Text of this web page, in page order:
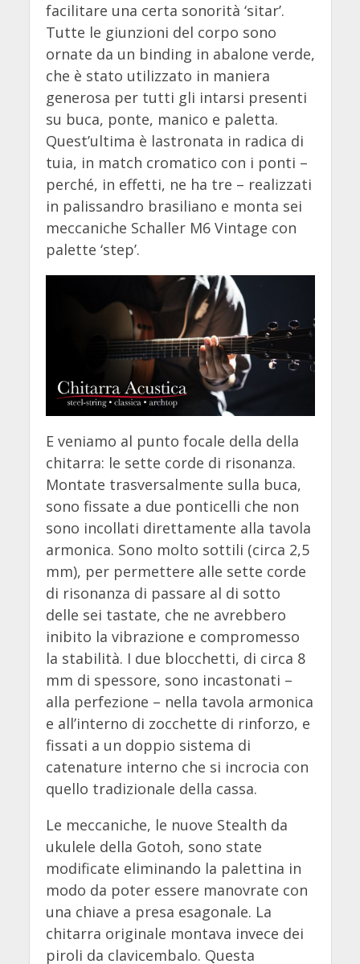
facilitare una certa sonorità ‘sitar’.
Tutte le giunzioni del corpo sono
ornate da un binding in abalone verde,
che è stato utilizzato in maniera
generosa per tutti gli intarsi presenti
su buca, ponte, manico e paletta.
Quest’ultima è lastronata in radica di
tuia, in match cromatico con i ponti –
perché, in effetti, ne ha tre – realizzati
in palissandro brasiliano e monta sei
meccaniche Schaller M6 Vintage con
palette ‘step’.
E veniamo al punto focale della della
chitarra: le sette corde di risonanza.
Montate trasversalmente sulla buca,
sono fissate a due ponticelli che non
sono incollati direttamente alla tavola
armonica. Sono molto sottili (circa 2,5
mm), per permettere alle sette corde
di risonanza di passare al di sotto
delle sei tastate, che ne avrebbero
inibito la vibrazione e compromesso
la stabilità. I due blocchetti, di circa 8
mm di spessore, sono incastonati –
alla perfezione – nella tavola armonica
e all’interno di zocchette di rinforzo, e
fissati a un doppio sistema di
catenature interno che si incrocia con
quello tradizionale della cassa.
Le meccaniche, le nuove Stealth da
ukulele della Gotoh, sono state
modificate eliminando la palettina in
modo da poter essere manovrate con
una chiave a presa esagonale. La
chitarra originale montava invece dei
piroli da clavicembalo. Questa